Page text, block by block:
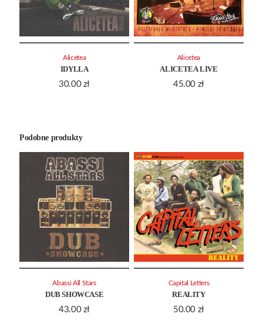
IDYLLA
30.00 zł
Alicetea
ALICETEA LIVE
45.00 zł
Alicetea
Podobne produkty
DUB SHOWCASE
43.00 zł
Abassi All Stars
REALITY
50.00 zł
Capital Letters